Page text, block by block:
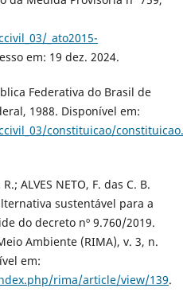
_ato2015-
em: 19 dez. 2024.
Federativa do Brasil de
1988. Disponível em:
constituicao/
ALVES NETO, F. das C. B.
sustentável para a
do decreto nº 9.760/2019.
Ambiente (RIMA), v. 3, n.
em:
rima/article/view/139.